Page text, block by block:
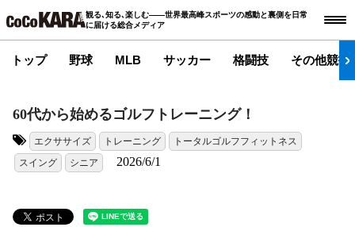
観る､知る､楽しむ――世界最高峰スポーツの感動と裏側を日常
に届ける総合メディア
トップ 野球 MLB サッカー 格闘技 その他競技
60代から始めるゴルフトレーニング！
エクササイズ トレーニング
トータルゴルフフィットネス
スイング
シニア 2026/6/1